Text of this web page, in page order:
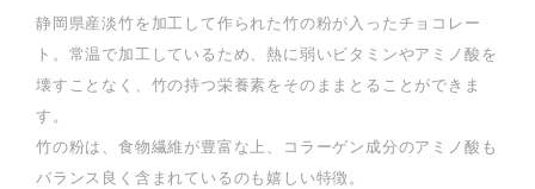
静岡県産淡竹を加工して作られた竹の粉が入ったチョコレー
ト。常温で加工しているため、熱に弱いビタミンやアミノ酸を
壊すことなく、竹の持つ栄養素をそのままとることができま
す。
竹の粉は、食物繊維が豊富な上、コラーゲン成分のアミノ酸も
バランス良く含まれているのも嬉しい特徴。